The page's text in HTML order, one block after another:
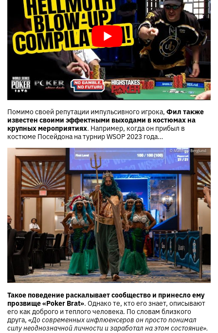
‍Помимо своей репутации импульсивного игрока, Фил также
известен своими эффектными выходами в костюмах на
крупных мероприятиях. Например, когда он прибыл в
костюме Посейдона на турнир WSOP 2023 года…
Такое поведение раскалывает сообщество и принесло ему
прозвище «Poker Brat». Однако те, кто его знает, описывают
его как доброго и теплого человека. По словам близкого
друга, «До современных инфлюенсеров он просто понимал
силу неоднозначной личности и заработал на этом состояние».